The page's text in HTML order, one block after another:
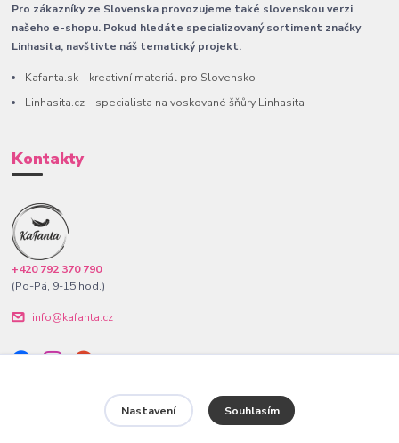
Pro zákazníky ze Slovenska provozujeme také slovenskou verzi
našeho e-shopu. Pokud hledáte specializovaný sortiment značky
Linhasita, navštivte náš tematický projekt.
Kafanta.sk – kreativní materiál pro Slovensko
Linhasita.cz – specialista na voskované šňůry Linhasita
Kontakty
+420 792 370 790
(Po-Pá, 9-15 hod.)
info@kafanta.cz
Nastavení Souhlasím